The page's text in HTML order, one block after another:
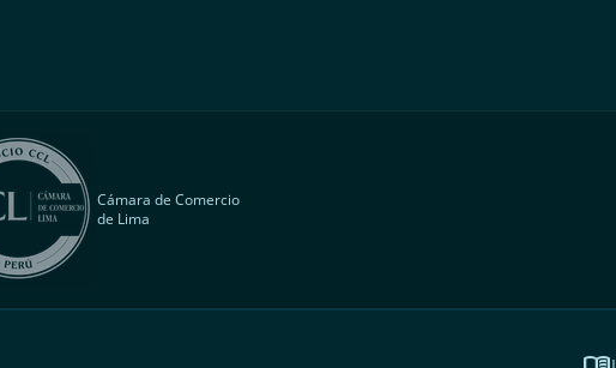
Cámara de Comercio
de Lima